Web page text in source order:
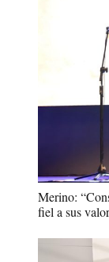
Merino:
fiel a sus